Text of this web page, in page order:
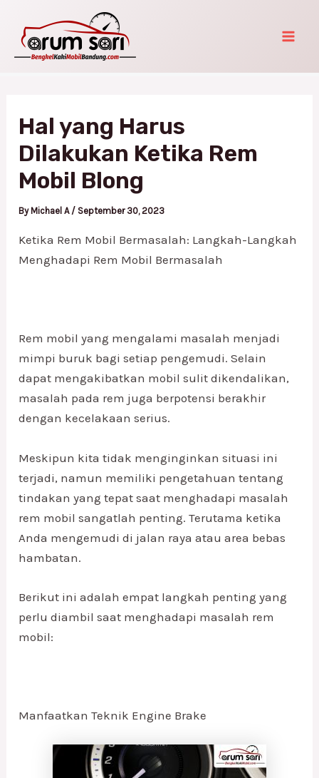
content
Hal yang Harus
Dilakukan Ketika Rem
Mobil Blong
By Michael A / September 30, 2023
Ketika Rem Mobil Bermasalah: Langkah-Langkah
Menghadapi Rem Mobil Bermasalah
Rem mobil yang mengalami masalah menjadi
mimpi buruk bagi setiap pengemudi. Selain
dapat mengakibatkan mobil sulit dikendalikan,
masalah pada rem juga berpotensi berakhir
dengan kecelakaan serius.
Meskipun kita tidak menginginkan situasi ini
terjadi, namun memiliki pengetahuan tentang
tindakan yang tepat saat menghadapi masalah
rem mobil sangatlah penting. Terutama ketika
Anda mengemudi di jalan raya atau area bebas
hambatan.
Berikut ini adalah empat langkah penting yang
perlu diambil saat menghadapi masalah rem
mobil:
Manfaatkan Teknik Engine Brake
navigation